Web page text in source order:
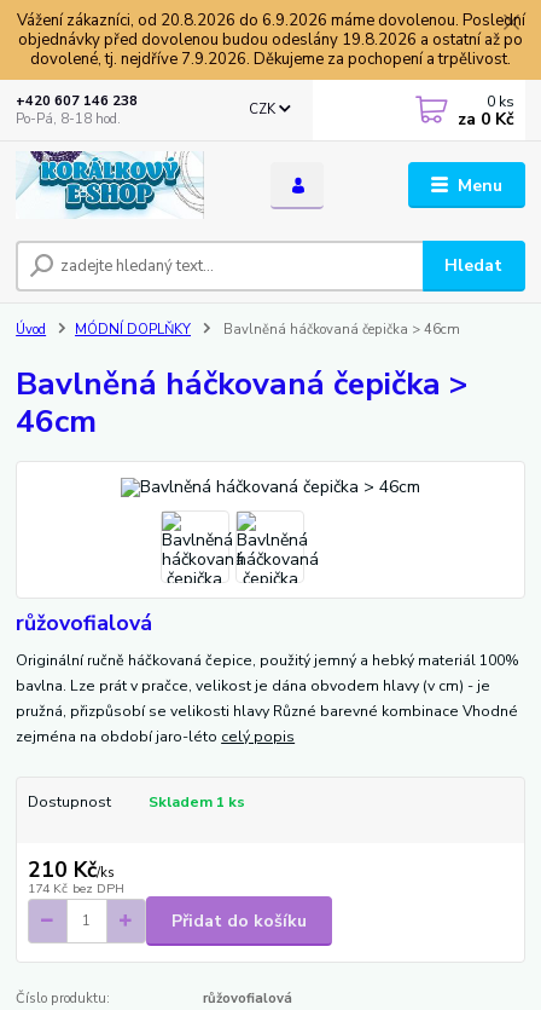
Vážení zákazníci, od 20.8.2026 do 6.9.2026 máme dovolenou. Poslední
objednávky před dovolenou budou odeslány 19.8.2026 a ostatní až po
dovolené, tj. nejdříve 7.9.2026. Děkujeme za pochopení a trpělivost.
Menu
CZK
Hledat
+420 607 146 238
Po-Pá, 8-18 hod.
0 ks
za 0 Kč
Úvod MÓDNÍ DOPLŇKY Bavlněná háčkovaná čepička > 46cm
Bavlněná háčkovaná čepička >
46cm
růžovofialová
Originální ručně háčkovaná čepice, použitý jemný a hebký materiál 100%
bavlna. Lze prát v pračce, velikost je dána obvodem hlavy (v cm) - je
pružná, přizpůsobí se velikosti hlavy Různé barevné kombinace Vhodné
zejména na období jaro-léto celý popis
Dostupnost Skladem 1 ks
210 Kč/ks
174 Kč bez DPH
Přidat do košíku
Číslo produktu: růžovofialová